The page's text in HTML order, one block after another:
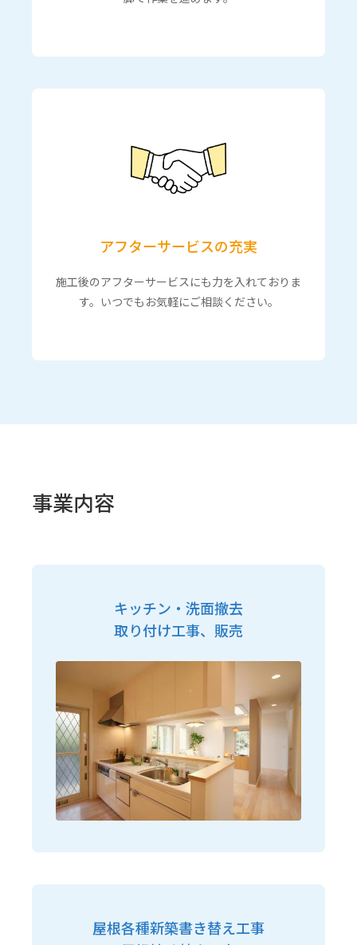
アフターサービスの充実
施工後のアフターサービスにも力を入れておりま
す。いつでもお気軽にご相談ください。
事業内容
キッチン・洗面撤去
取り付け工事、販売
屋根各種新築書き替え工事